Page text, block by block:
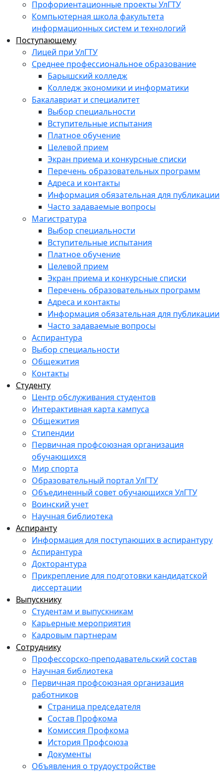
Профориентационные проекты УлГТУ
Компьютерная школа факультета
информационных систем и технологий
Поступающему
Лицей при УлГТУ
Среднее профессиональное образование
Барышский колледж
Колледж экономики и информатики
Бакалавриат и специалитет
Выбор специальности
Вступительные испытания
Платное обучение
Целевой прием
Экран приема и конкурсные списки
Перечень образовательных программ
Адреса и контакты
Информация обязательная для публикации
Часто задаваемые вопросы
Магистратура
Выбор специальности
Вступительные испытания
Платное обучение
Целевой прием
Экран приема и конкурсные списки
Перечень образовательных программ
Адреса и контакты
Информация обязательная для публикации
Часто задаваемые вопросы
Аспирантура
Выбор специальности
Общежития
Контакты
Студенту
Центр обслуживания студентов
Интерактивная карта кампуса
Общежития
Стипендии
Первичная профсоюзная организация
обучающихся
Мир спорта
Образовательный портал УлГТУ
Объединенный совет обучающихся УлГТУ
Воинский учет
Научная библиотека
Аспиранту
Информация для поступающих в аспирантуру
Аспирантура
Докторантура
Прикрепление для подготовки кандидатской
диссертации
Выпускнику
Студентам и выпускникам
Карьерные мероприятия
Кадровым партнерам
Сотруднику
Профессорско-преподавательский состав
Научная библиотека
Первичная профсоюзная организация
работников
Страница председателя
Состав Профкома
Комиссия Профкома
История Профсоюза
Документы
Объявления о трудоустройстве